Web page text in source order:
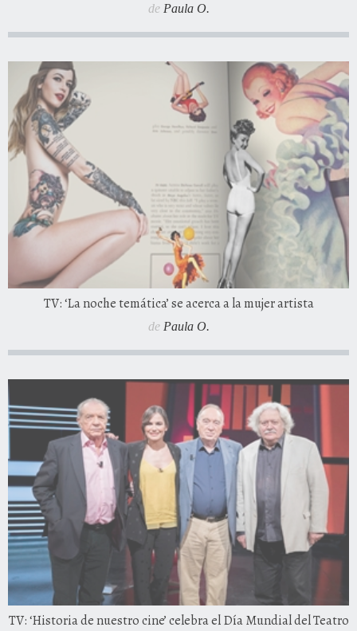
de Paula O.
TV: ‘La noche temática’ se acerca a la mujer artista
de Paula O.
TV: ‘Historia de nuestro cine’ celebra el Día Mundial del Teatro